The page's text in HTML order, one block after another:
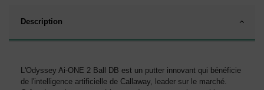
Description
L'Odyssey Ai-ONE 2 Ball DB est un putter innovant qui bénéficie
de l'intelligence artificielle de Callaway, leader sur le marché.